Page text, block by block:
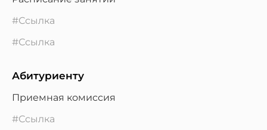
#Ссылка
#Ссылка
Абитуриенту
Приемная комиссия
#Ссылка